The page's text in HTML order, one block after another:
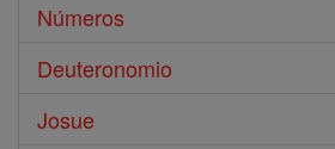
Números
Deuteronomio
Josue